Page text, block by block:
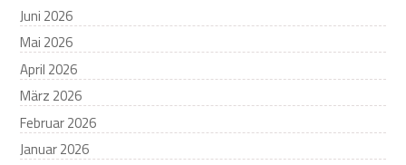
Juni 2026
Mai 2026
April 2026
März 2026
Februar 2026
Januar 2026